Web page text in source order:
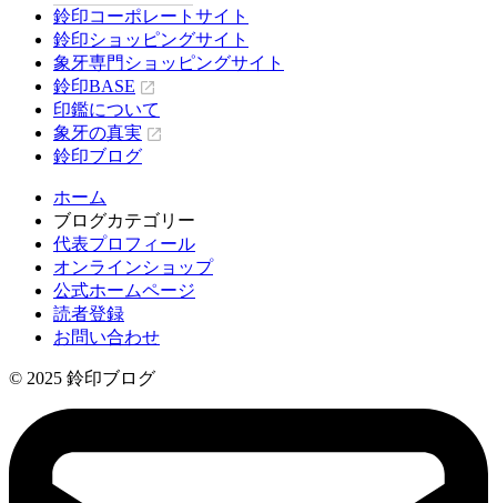
鈴印コーポレートサイト
鈴印ショッピングサイト
象牙専門ショッピングサイト
鈴印BASE
印鑑について
象牙の真実
鈴印ブログ
ホーム
ブログカテゴリー
代表プロフィール
オンラインショップ
公式ホームページ
読者登録
お問い合わせ
© 2025 鈴印ブログ